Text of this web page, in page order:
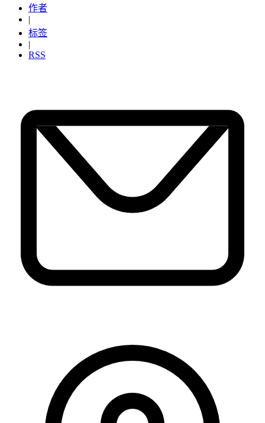
作者
|
标签
|
RSS